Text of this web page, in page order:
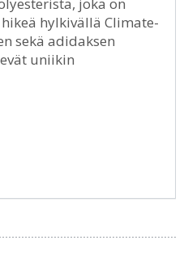
joka on
hylkivällä Climate-
sekä adidaksen
uniikin